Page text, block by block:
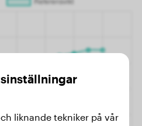
liknande tekniker på vår